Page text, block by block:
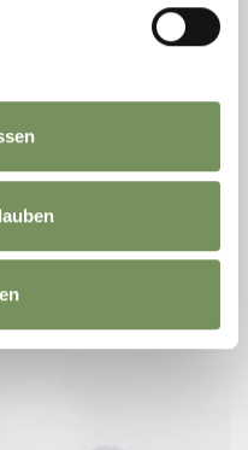
giovedì
20
ago
AL MANEGGIO
indimenticabili nell'idilliaco
Circondata dalla natura e
ti aspetta con i suoi cavalli. Con